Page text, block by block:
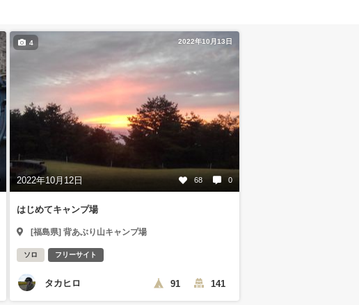
2022年10月13日
2022年10月12日 68 0
4
はじめてキャンプ場
[福島県] 背あぶり山キャンプ場
ソロ フリーサイト
タカヒロ 91 141